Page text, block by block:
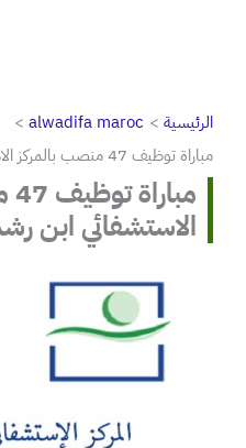
الرئيسية
alwadifa maroc
مباراة توظيف 47 منصب بالمركز الاستشفائي ابن رشد 2023
الاستشفائي ابن رشد